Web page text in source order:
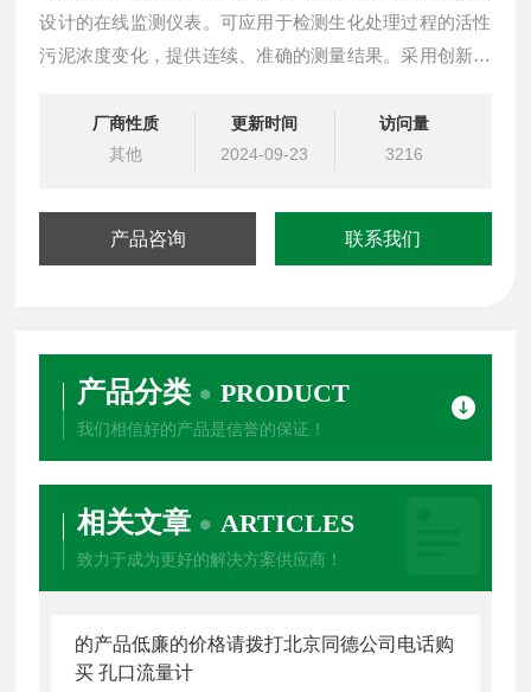
设计的在线监测仪表。可应用于检测生化处理过程的活性
污泥浓度变化，提供连续、准确的测量结果。采用创新的
量误差，明显地提高测量精度，减少了维护工作量，提高
了工作可靠性，特别适用于污水处理领域恶劣的工况。
厂商性质
其他
更新时间
2024-09-23
访问量
3216
产品咨询 联系我们
产品分类 PRODUCT
我们相信好的产品是信誉的保证！
相关文章 ARTICLES
致力于成为更好的解决方案供应商！
的产品低廉的价格请拨打北京同德公司电话购
买 孔口流量计